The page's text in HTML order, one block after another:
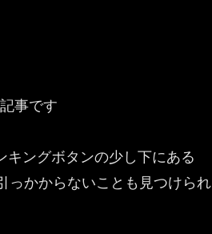
事です
キングボタンの少し下にある
っかからないことも見つけられ